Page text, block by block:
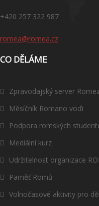
+420 257 322 987
romea@romea.cz
CO DĚLÁME
Zpravodajský server
Měsíčník Romano voďi
Podpora romských
Mediální kurz
Udržitelnost organizace
Paměť Romů
Volnočasové aktivity pro